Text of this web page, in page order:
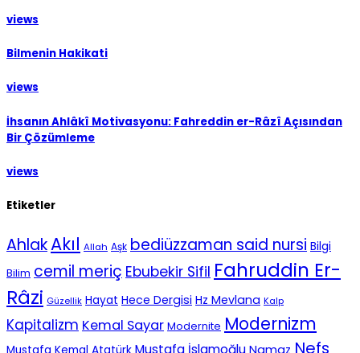
views
Bilmenin Hakikati
views
İhsanın Ahlâkî Motivasyonu: Fahreddin er-Râzî Açısından
Bir Çözümleme
views
Etiketler
AhlakAkıl Allah Aşk bediüzzaman said nursi Bilgi
Bilim cemil meriç Ebubekir Sifil Fahruddin Er-
Râzi Güzellik Hayat Hece Dergisi Hz Mevlana Kalp
Kapitalizm Kemal Sayar Modernite Modernizm
Mustafa İslamoğlu Nefs